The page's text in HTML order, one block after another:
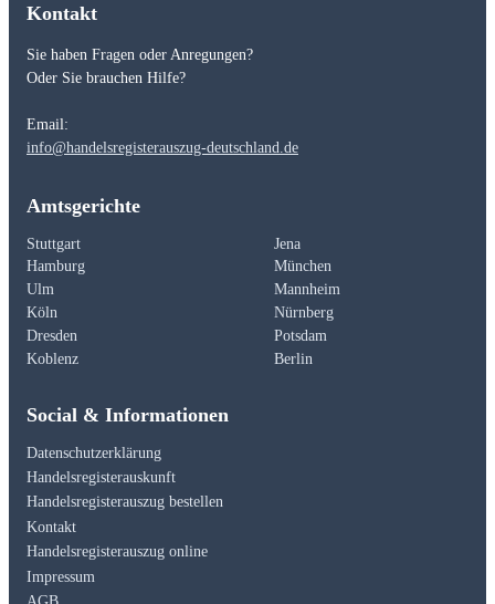
Kontakt
Sie haben Fragen oder Anregungen?
Oder Sie brauchen Hilfe?
Email:
info@handelsregisterauszug-deutschland.de
Amtsgerichte
Stuttgart
Jena
Hamburg
München
Ulm
Mannheim
Köln
Nürnberg
Dresden
Potsdam
Koblenz
Berlin
Social & Informationen
Datenschutzerklärung
Handelsregisterauskunft
Handelsregisterauszug bestellen
Kontakt
Handelsregisterauszug online
Impressum